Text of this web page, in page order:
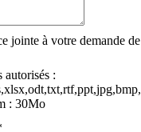
jointe à votre demande
autorisés :
: 30Mo